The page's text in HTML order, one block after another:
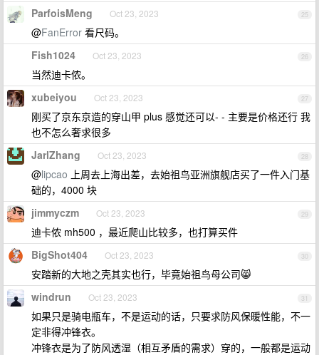
25
ParfoisMeng Oct 23, 2023
@FanError 看尺码。
26
Fish1024 Oct 23, 2023
当然迪卡侬。
27
xubeiyou Oct 23, 2023
刚买了京东京造的穿山甲 plus 感觉还可以- - 主要是价格还行 我
也不怎么奢求很多
28
JarlZhang Oct 23, 2023
@lipcao 上周去上海出差，去始祖鸟亚洲旗舰店买了一件入门基
础的，4000 块
29
jimmyczm Oct 23, 2023
迪卡侬 mh500 ，最近爬山比较多，也打算买件
30
BigShot404 Oct 23, 2023
安踏新的大地之壳其实也行，毕竟始祖鸟母公司😸
31
windrun Oct 23, 2023
如果只是骑电瓶车，不是运动的话，只要求防风保暖性能，不一
定非得冲锋衣。
冲锋衣是为了防风透湿（相互矛盾的需求）穿的，一般都是运动